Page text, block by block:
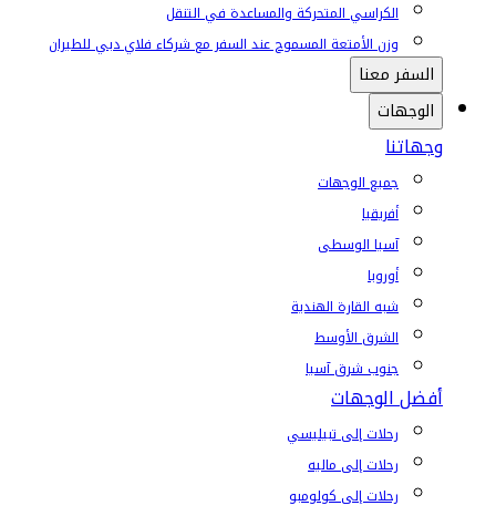
الكراسي المتحركة والمساعدة في التنقل
وزن الأمتعة المسموح عند السفر مع شركاء فلاي دبي للطيران
السفر معنا
الوجهات
وجهاتنا
جميع الوجهات
أفريقيا
آسيا الوسطى
أوروبا
شبه القارة الهندية
الشرق الأوسط
جنوب شرق آسيا
أفضل الوجهات
رحلات إلى تبيليسي
رحلات إلى ماليه
رحلات إلى كولومبو